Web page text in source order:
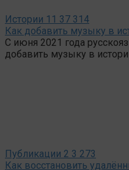
Истории 11 37 314
Как добавить музыку в
С июня 2021 года
добавить музыку в
Публикации 2 3 273
Как восстановить